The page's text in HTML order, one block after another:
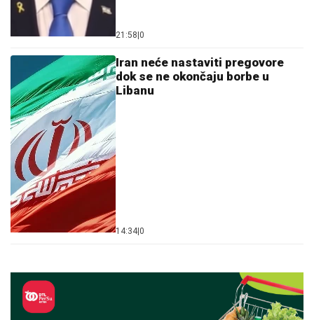
21:58 0
Iran neće nastaviti pregovore
dok se ne okončaju borbe u
Libanu
14:34 0